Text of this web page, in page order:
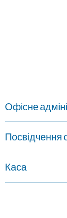
Офісне
Посвідчення
Каса